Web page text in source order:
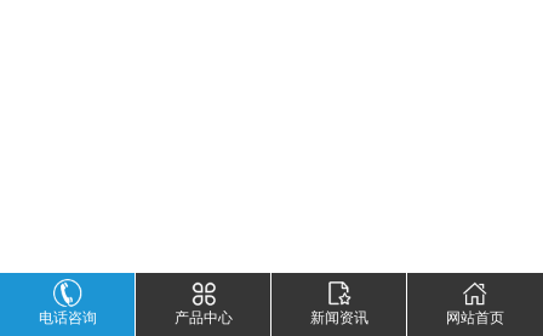
电话咨询 产品中心 新闻资讯 网站首页